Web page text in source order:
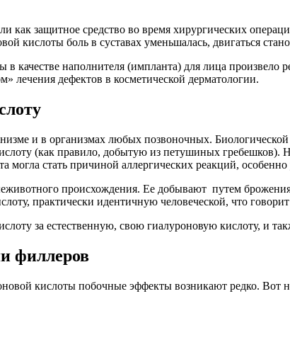
защитное средство во время хирургических
кислоты боль в суставах уменьшалась, двигаться
качестве наполнителя (импланта) для лица
лечения дефектов в косметической дерматологии.
и в организмах любых позвоночных.
(как правило, добытую из петушиных
могла стать причиной аллергических реакций,
происхождения. Ее добывают путем
практически идентичную человеческой, что
за естественную, свою гиалуроновую кислоту, и
филлеров
кислоты побочные эффекты возникают редко. Вот